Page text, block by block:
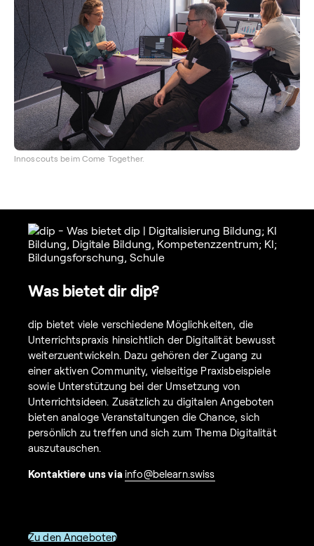
Innoscouts beim Come Together.
Was bietet dir dip?
dip bietet viele verschiedene Möglichkeiten, die
Unterrichtspraxis hinsichtlich der Digitalität bewusst
weiterzuentwickeln. Dazu gehören der Zugang zu
einer aktiven Community, vielseitige Praxisbeispiele
sowie Unterstützung bei der Umsetzung von
Unterrichtsideen. Zusätzlich zu digitalen Angeboten
bieten analoge Veranstaltungen die Chance, sich
persönlich zu treffen und sich zum Thema Digitalität
auszutauschen.
Kontaktiere uns viainfo@belearn.swiss
Zu den Angeboten